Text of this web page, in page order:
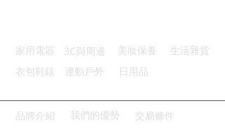
商品型號：p01_05244406
主要材質：高密無紡布
商品重量(g)：80
產地名稱：中國大陸
家用電器 3C與周邊 美妝保養
生活雜貨
衣包鞋錶
運動戶外 日用品
品牌介紹 我們的優勢 交易條件